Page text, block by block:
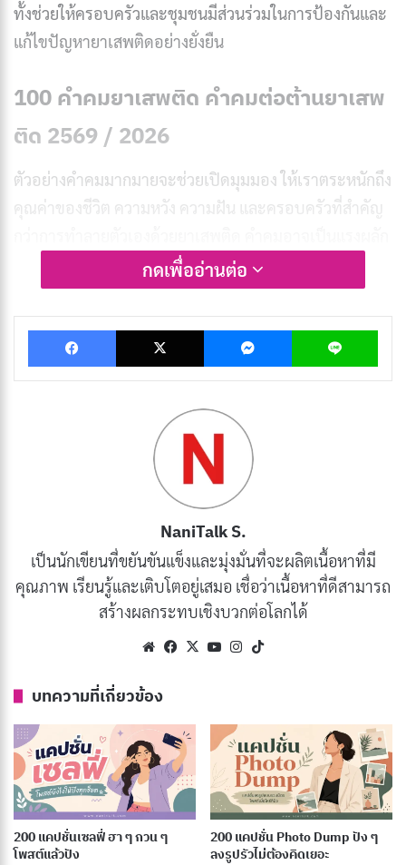
ทั้งช่วยให้ครอบครัวและชุมชนมีส่วนร่วมในการป้องกันและ
แก้ไขปัญหายาเสพติดอย่างยั่งยืน
100 คำคมยาเสพติด คำคมต่อต้านยาเสพ
ติด 2569 / 2026
ตัวอย่างคำคมมากมายจะช่วยเปิดมุมมอง ให้เราตระหนักถึง
คุณค่าของชีวิต ความหวัง ความฝัน และครอบครัวที่สำคัญ
ดันเล็กๆ สำหรับคนที่กำลังต่อสู้กับการเลิกยาได้เช่นกัน
ยาเสพติด… ประตูสู่นรก คัดลอก
เสพติด… ชีวิตพัง ทรัพย์สินสูญ คัดลอก
ยาบ้า… ฆ่าทั้งกาย ใจ คัดลอก
กดเพื่ออ่านต่อ
Facebook X Messenger Line
NaniTalk S.
เป็นนักเขียนที่ขยันขันแข็งและมุ่งมั่นที่จะผลิตเนื้อหาที่มี
คุณภาพ เรียนรู้และเติบโตอยู่เสมอ เชื่อว่าเนื้อหาที่ดีสามารถ
สร้างผลกระทบเชิงบวกต่อโลกได้
WebsiteFacebook
X YouTubeInstagram
บทความที่เกี่ยวข้อง
200 แคปชั่นเซลฟี่ ฮา ๆ กวน ๆ
โพสต์แล้วปัง
200 แคปชั่น Photo Dump ปัง ๆ
ลงรูปรัวไม่ต้องคิดเยอะ